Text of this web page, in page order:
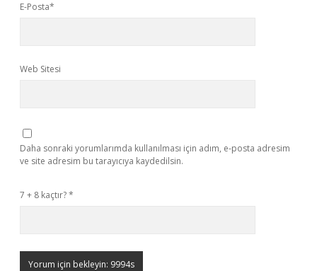
E-Posta*
Web Sitesi
Daha sonraki yorumlarımda kullanılması için adım, e-posta adresim
ve site adresim bu tarayıcıya kaydedilsin.
7 + 8 kaçtır?*